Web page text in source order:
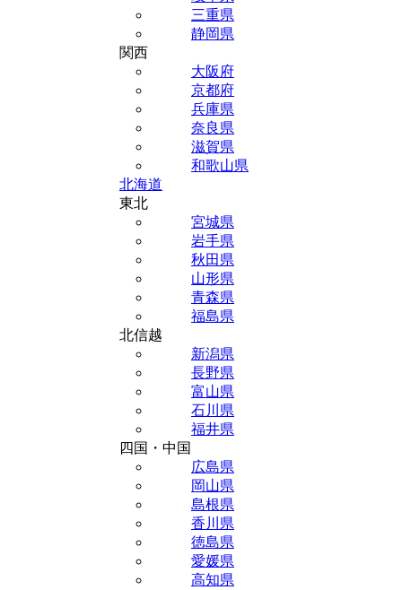
三重県
静岡県
関西
大阪府
京都府
兵庫県
奈良県
滋賀県
和歌山県
北海道
東北
宮城県
岩手県
秋田県
山形県
青森県
福島県
北信越
新潟県
長野県
富山県
石川県
福井県
四国・中国
広島県
岡山県
島根県
香川県
徳島県
愛媛県
高知県